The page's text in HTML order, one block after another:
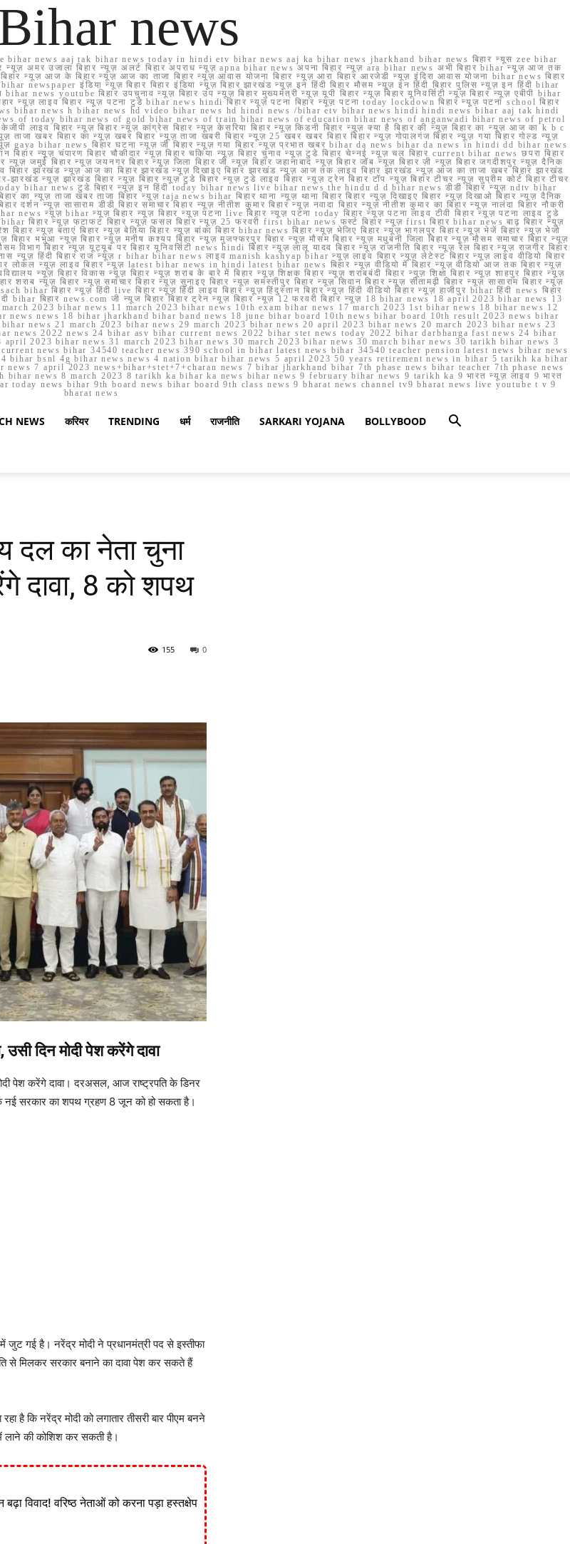
news
news aaj tak bihar news today in hindi etv bihar news aaj ka bihar news jharkhand bihar news बिहार न्यूस zee bihar
अमर उजाला बिहार न्यूज़ अलर्ट बिहार अपराध न्यूज़ apna bihar news अपना बिहार न्यूज़ ara bihar news अभी बिहार bihar न्यूज़ आज तक
न्यूज़ आज के बिहार न्यूज़ आज का ताजा बिहार न्यूज़ आवास योजना बिहार न्यूज़ आरा बिहार आरजेडी न्यूज़ इंदिरा आवास योजना bihar news बिहार
newspaper इंडिया न्यूज़ बिहार बिहार इंडिया न्यूज़ बिहार झारखंड न्यूज़ इन हिंदी बिहार मौसम न्यूज़ इन हिंदी बिहार पुलिस न्यूज़ इन हिंदी bihar
news youtube बिहार उपचुनाव न्यूज़ बिहार उप न्यूज़ बिहार मुख्यमंत्री न्यूज़ यूपी बिहार न्यूज़ बिहार यूनिवर्सिटी न्यूज़ बिहार न्यूज़ एबीपी bihar
न्यूज़ लाइव बिहार न्यूज़ पटना टुडे bihar news hindi बिहार न्यूज़ पटना बिहार न्यूज़ पटना today lockdown बिहार न्यूज़ पटना school बिहार
news bihar news h bihar news hd video bihar news hd hindi news /bihar etv bihar news hindi hindi news bihar aaj tak hindi
of today bihar news of gold bihar news of train bihar news of education bihar news of anganwadi bihar news of petrol
लाइव बिहार न्यूज़ बिहार न्यूज़ कांग्रेस बिहार न्यूज़ केसरिया बिहार न्यूज़ किडनी बिहार न्यूज़ क्या है बिहार की न्यूज़ बिहार का न्यूज़ आज का k b c
खबर बिहार का न्यूज़ खबर बिहार न्यूज़ ताजा खबरी बिहार न्यूज़ 25 खबर खबर बिहार बिहार न्यूज़ गोपालगंज बिहार न्यूज़ गया बिहार गोल्ड न्यूज़
न्यूज़ gaya bihar news बिहार घटना न्यूज़ जी बिहार न्यूज़ गया बिहार न्यूज़ प्रभात खबर bihar da news bihar da news in hindi dd bihar news
बिहार न्यूज़ चंपारण बिहार चौकीदार न्यूज़ बिहार चकिया न्यूज़ बिहार चुनाव न्यूज़ टुडे बिहार चेन्नई न्यूज़ चल बिहार current bihar news छपरा बिहार
जमुई बिहार न्यूज़ जयनगर बिहार न्यूज़ जिला बिहार जी न्यूज़ बिहार जहानाबाद न्यूज़ बिहार जॉब न्यूज़ बिहार ज़ी न्यूज़ बिहार जगदीशपुर न्यूज़ दैनिक
बिहार झारखंड न्यूज़ आज का बिहार झारखंड न्यूज़ दिखाइए बिहार झारखंड न्यूज़ आज तक लाइव बिहार झारखंड न्यूज़ आज का ताजा खबर बिहार झारखंड
न्यूज़ झारखंड बिहार न्यूज़ बिहार न्यूज़ टुडे बिहार न्यूज़ टुडे लाइव बिहार न्यूज़ ट्रेन बिहार टॉप न्यूज़ बिहार टीचर न्यूज़ सुप्रीम कोर्ट बिहार टीचर
bihar news टुडे बिहार न्यूज़ इन हिंदी today bihar news live bihar news the hindu d d bihar news डीडी बिहार न्यूज़ ndtv bihar
का न्यूज़ ताजा खबर ताजा बिहार न्यूज़ taja news bihar बिहार थाना न्यूज़ थाना बिहार बिहार न्यूज़ दिखाइए बिहार न्यूज़ दिखाओ बिहार न्यूज़ दैनिक
दर्शन न्यूज़ सासाराम डीडी बिहार समाचार बिहार न्यूज़ नीतीश कुमार बिहार न्यूज़ नवादा बिहार न्यूज़ नीतीश कुमार का बिहार न्यूज़ नालंदा बिहार नौकरी
news न्यूज़ bihar न्यूज़ बिहार न्यूज़ बिहार न्यूज़ पटना live बिहार न्यूज़ पटना today बिहार न्यूज़ पटना लाइव टीवी बिहार न्यूज़ पटना लाइव टुडे
बिहार न्यूज़ फटाफट बिहार न्यूज़ फसल बिहार न्यूज़ 25 फरवरी first bihar news फर्स्ट बिहार न्यूज़ first बिहार bihar news बाढ़ बिहार न्यूज़
बिहार न्यूज़ बताएं बिहार न्यूज़ बेतिया बिहार न्यूज़ बांका बिहार bihar news बिहार न्यूज़ भेजिए बिहार न्यूज़ भागलपुर बिहार न्यूज़ भेजें बिहार न्यूज़ भेजो
बिहार भभुआ न्यूज़ बिहार न्यूज़ मनीष कश्यप बिहार न्यूज़ मुजफ्फरपुर बिहार न्यूज़ मौसम बिहार न्यूज़ मधुबनी जिला बिहार न्यूज़ मौसम समाचार बिहार न्यूज़
विभाग बिहार न्यूज़ यूट्यूब पर बिहार यूनिवर्सिटी news hindi बिहार न्यूज़ लालू यादव बिहार न्यूज़ राजनीति बिहार न्यूज़ रेल बिहार न्यूज़ राजगीर बिहार
न्यूज़ हिंदी बिहार राज न्यूज़ r bihar bihar news लाइव manish kashyap bihar न्यूज़ लाइव बिहार न्यूज़ लेटेस्ट बिहार न्यूज़ लाइव वीडियो बिहार
लोकल न्यूज़ लाइव बिहार न्यूज़ latest bihar news in hindi latest bihar news बिहार न्यूज़ वीडियो में बिहार न्यूज़ वीडियो आज तक बिहार न्यूज़
न्यूज़ बिहार विकास न्यूज़ बिहार न्यूज़ शराब के बारे में बिहार न्यूज़ शिक्षक बिहार न्यूज़ शराबबंदी बिहार न्यूज़ शिक्षा बिहार न्यूज़ शाहपुर बिहार न्यूज़
न्यूज़ बिहार न्यूज़ समाचार बिहार न्यूज़ सुनाइए बिहार न्यूज़ समस्तीपुर बिहार न्यूज़ सिवान बिहार न्यूज़ सीतामढ़ी बिहार न्यूज़ सासाराम बिहार न्यूज़
bihar बिहार न्यूज़ हिंदी live बिहार न्यूज़ हिंदी लाइव बिहार न्यूज़ हिंदुस्तान बिहार न्यूज़ हिंदी वीडियो बिहार न्यूज़ हाजीपुर bihar हिंदी news बिहार
हिंदी bihar बिहार news.com जी न्यूज बिहार बिहार ट्रेन न्यूज़ बिहार न्यूज़ 12 फरवरी बिहार न्यूज़ 18 bihar news 18 april 2023 bihar news 13
2023 bihar news 11 march 2023 bihar news 10th exam bihar news 17 march 2023 1st bihar news 18 bihar news 12
news 18 bihar jharkhand bihar band news 18 june bihar board 10th news bihar board 10th result 2023 news bihar
bihar news 21 march 2023 bihar news 29 march 2023 bihar news 20 april 2023 bihar news 20 march 2023 bihar news 23
news 2022 news 24 bihar asv bihar current news 2022 bihar stet news today 2022 bihar darbhanga fast news 24 bihar
2023 bihar news 31 march 2023 bihar news 30 march 2023 bihar news 30 march bihar news 30 tarikh bihar news 3
news bihar 34540 teacher news 390 school in bihar latest news bihar 34540 teacher pension latest news bihar news
bsnl 4g bihar news news 4 nation bihar bihar news 5 april 2023 50 years retirement news in bihar 5 tarikh ka bihar
7 april 2023 news+bihar+stet+7+charan news 7 bihar jharkhand bihar 7th phase news bihar teacher 7th phase news
news 8 march 2023 8 tarikh ka bihar ka news bihar news 9 february bihar news 9 tarikh ka 9 भारत न्यूज़ लाइव 9 भारत
today news bihar 9th board news bihar board 9th class news 9 bharat news channel tv9 bharat news live youtube t v 9
bharat news
NEWS करियर TRENDING धर्म राजनीति SARKARI YOJANA BOLLYBOOD
दल का नेता चुना
दावा, 8 को शपथ
0
155
दिन मोदी पेश करेंगे दावा
पेश करेंगे दावा। दरअसल, आज राष्ट्रपति के डिनर
नई सरकार का शपथ ग्रहण 8 जून को हो सकता है।
जुट गई है। नरेंद्र मोदी ने प्रधानमंत्री पद से इस्तीफा
से मिलकर सरकार बनाने का दावा पेश कर सकते हैं
है कि नरेंद्र मोदी को लगातार तीसरी बार पीएम बनने
लाने की कोशिश कर सकती है।
विवाद! वरिष्ठ नेताओं को करना पड़ा हस्तक्षेप